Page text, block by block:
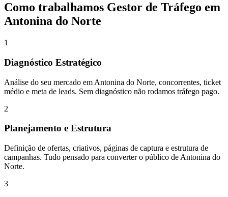
Como trabalhamos Gestor de Tráfego em
Antonina do Norte
1
Diagnóstico Estratégico
Análise do seu mercado em Antonina do Norte, concorrentes, ticket
médio e meta de leads. Sem diagnóstico não rodamos tráfego pago.
2
Planejamento e Estrutura
Definição de ofertas, criativos, páginas de captura e estrutura de
campanhas. Tudo pensado para converter o público de Antonina do
Norte.
3